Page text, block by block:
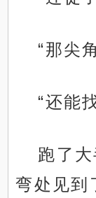
“那尖
“还能
跑了
弯处见到